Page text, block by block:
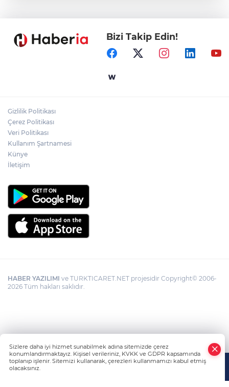
mahkemeye taşındı
Mersin'de 4 merkez ilçeye güçlü yağmur
suyu yatırımı
Türk Kayak Merkezleri Birliği'nin 3'üncü
Bizi Takip Edin!
Gizlilik Politikası
Çerez Politikası
Veri Politikası
Kullanım Şartnamesi
Künye
İletişim
HABER YAZILIMI ve TURKTICARET.NET projesidir Copyright© 2006-
2026 Tüm hakları saklıdır.
Sizlere daha iyi hizmet sunabilmek adına sitemizde çerez
konumlandırmaktayız. Kişisel verileriniz, KVKK ve GDPR kapsamında
toplanıp işlenir. Sitemizi kullanarak, çerezleri kullanmamızı kabul etmiş
olacaksınız.